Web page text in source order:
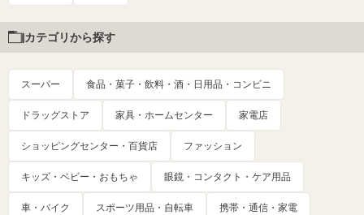
カテゴリから探す
スーパー 食品・菓子・飲料・酒・日用品・コンビニ
ドラッグストア 家具・ホームセンター 家電店
ショッピングセンター・百貨店 ファッション
キッズ・ベビー・おもちゃ 眼鏡・コンタクト・ケア用品
車・バイク スポーツ用品・自転車 携帯・通信・家電